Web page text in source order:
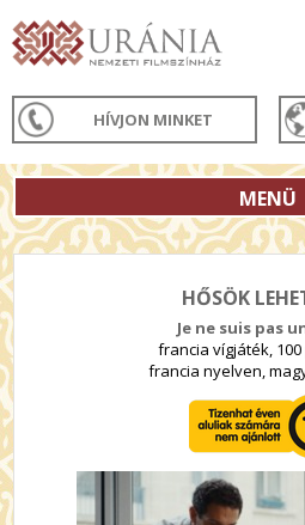
HÍVJON MINKET
MENÜ
HŐSÖK
Je ne suis pas
francia vígjáték, 100
francia nyelven,